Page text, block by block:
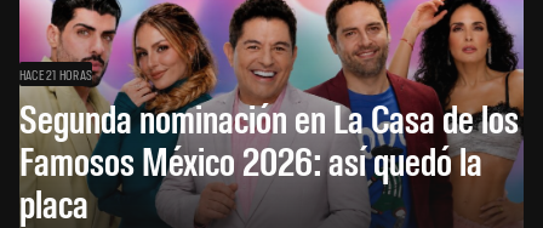
HACE 21 HORAS
Segunda nominación en La Casa de los
Famosos México 2026: así quedó la
placa